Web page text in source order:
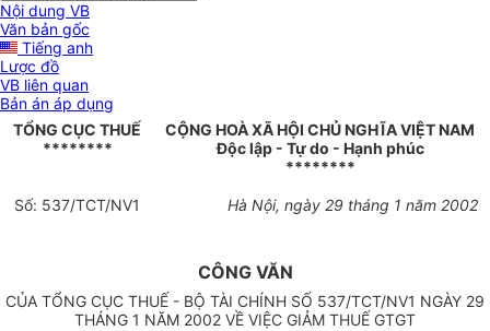
Nội dung VB
Văn bản gốc
Tiếng anh
Lược đồ
VB liên quan
Bản án áp dụng
TỔNG CỤC THUẾ
********
CỘNG HOÀ XÃ HỘI CHỦ NGHĨA VIỆT NAM
Độc lập - Tự do - Hạnh phúc
********
Số: 537/TCT/NV1 Hà Nội, ngày 29 tháng 1 năm 2002
CÔNG VĂN
CỦA TỔNG CỤC THUẾ - BỘ TÀI CHÍNH SỐ 537/TCT/NV1 NGÀY 29
THÁNG 1 NĂM 2002 VỀ VIỆC GIẢM THUẾ GTGT